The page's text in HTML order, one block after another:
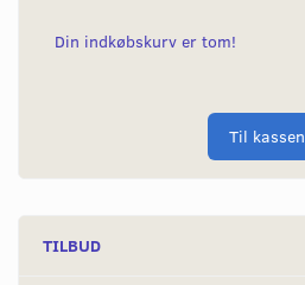
Din indkøbskurv er tom!
Til kassen
TILBUD